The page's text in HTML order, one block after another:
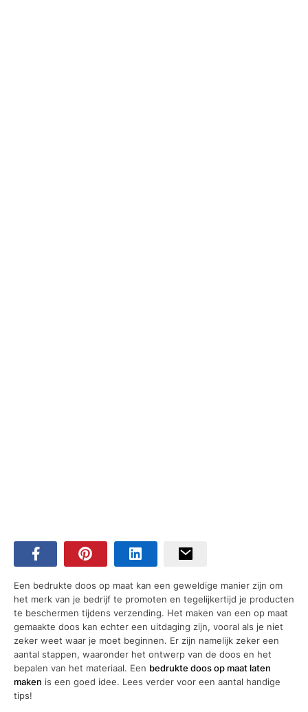
Een bedrukte doos op maat kan een geweldige manier zijn om
het merk van je bedrijf te promoten en tegelijkertijd je producten
te beschermen tijdens verzending. Het maken van een op maat
gemaakte doos kan echter een uitdaging zijn, vooral als je niet
zeker weet waar je moet beginnen. Er zijn namelijk zeker een
aantal stappen, waaronder het ontwerp van de doos en het
bepalen van het materiaal. Een bedrukte doos op maat laten
maken is een goed idee. Lees verder voor een aantal handige
tips!